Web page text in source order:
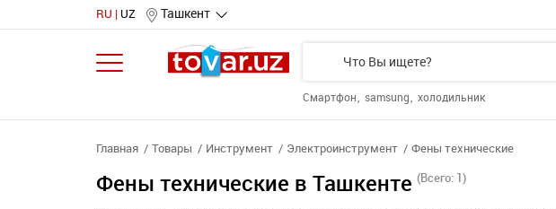
RU UZ Ташкент
Смартфон samsung холодильник
Главная Товары Инструмент Электроинструмент Фены технические
Фены технические в Ташкенте (Всего: 1)